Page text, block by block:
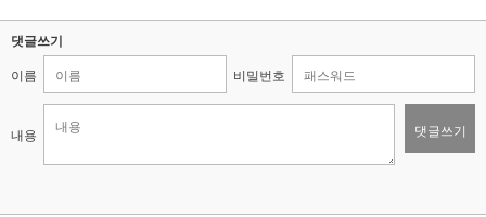
댓글쓰기
이름 비밀번호
내용 댓글쓰기